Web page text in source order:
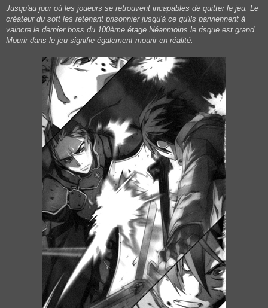
Jusqu'au jour où les joueurs se retrouvent incapables de quitter le jeu. Le
créateur du soft les retenant prisonnier jusqu'à ce qu'ils parviennent à
vaincre le dernier boss du 100ème étage.Néanmoins le risque est grand.
Mourir dans le jeu signifie également mourir en réalité.